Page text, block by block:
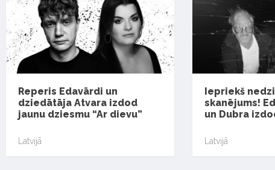
Reperis Edavārdi un
dziedātāja Atvara izdod
jaunu dziesmu “Ar dievu”
Latvijā
Iepriekš
skanējums!
un Dubra
Latvijā